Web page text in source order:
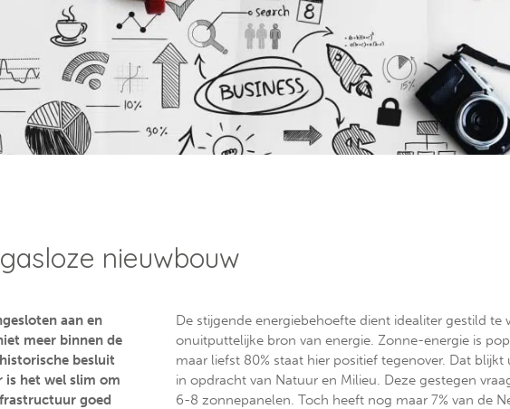
nieuwbouw
aan en
meer binnen de
besluit
is het wel slim om
goed
De stijgende energiebehoefte dient idealiter gestild te
onuitputtelijke bron van energie. Zonne-energie is
maar liefst 80% staat hier positief tegenover. Dat
in opdracht van Natuur en Milieu. Deze gestegen
6-8 zonnepanelen. Toch heeft nog maar 7% van de